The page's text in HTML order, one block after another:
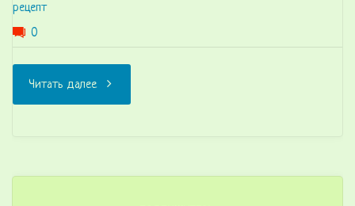
рецепт
0
Читать далее"Острые